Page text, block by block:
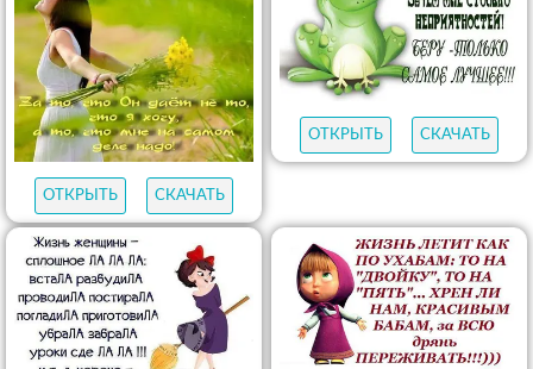
ОТКРЫТЬ СКАЧАТЬ
ОТКРЫТЬ СКАЧАТЬ